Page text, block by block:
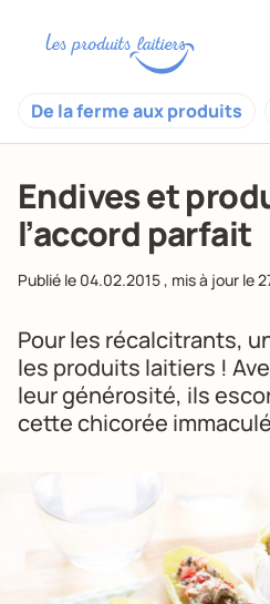
De la ferme aux produits
Endives et
l’accord parfait
Publié le 04.02.2015, mis à jour le
Pour les récalcitrants,
les produits laitiers !
leur générosité, ils
cette chicorée